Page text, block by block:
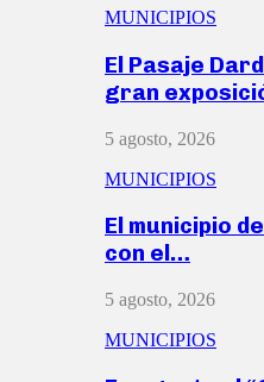
MUNICIPIOS
El Pasaje
gran
5 agosto, 2026
MUNICIPIOS
El municipio
con el…
5 agosto, 2026
MUNICIPIOS